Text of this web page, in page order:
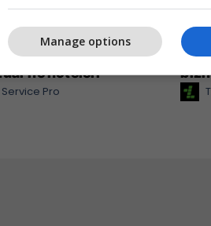
Pro – partneri
për teknologji
në hoteleri
Pro
Manage options